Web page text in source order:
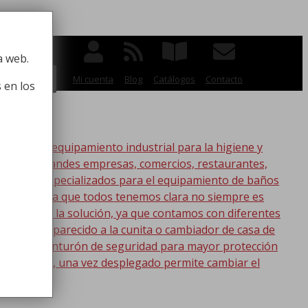
Mi cuenta Blog Catálogos Contacto
tipo de equipamiento industrial para la higiene y
para grandes empresas, comercios, restaurantes,
especializados para el equipamiento de baños
Esta idea que todos tenemos clara no siempre es
tenemos la solución, ya que contamos con diferentes
lo más parecido a la cunita o cambiador de casa de
con un cinturón de seguridad para mayor protección
la pared, una vez desplegado permite cambiar el
web.
en los